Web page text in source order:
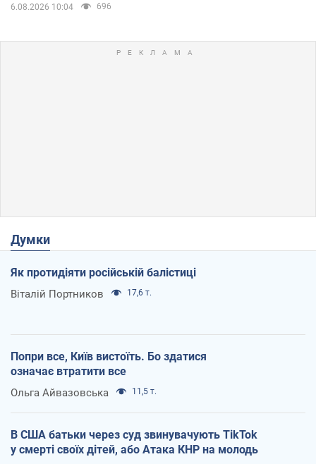
6.08.2026 10:04 696
Думки
Як протидіяти російській балістиці
Віталій Портников 17,6 т.
Попри все, Київ вистоїть. Бо здатися
означає втратити все
Ольга Айвазовська 11,5 т.
В США батьки через суд звинувачують TikTok
у смерті своїх дітей, або Атака КНР на молодь